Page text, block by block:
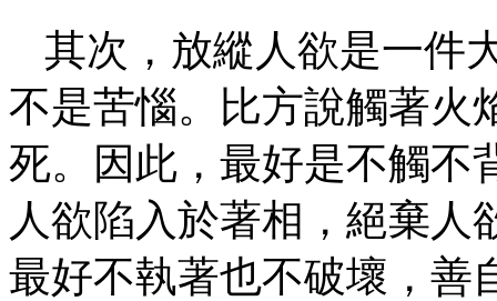
其次，放縱人欲是一件
不是苦惱。比方說觸著火
死。因此，最好是不觸不
人欲陷入於著相，絕棄人
最好不執著也不破壞，善